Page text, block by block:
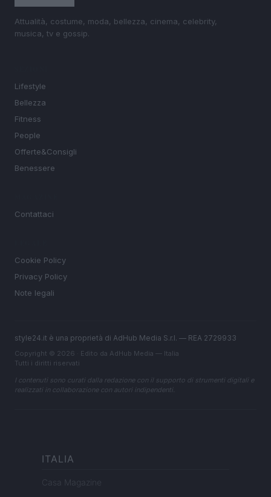
Attualità, costume, moda, bellezza, cinema, celebrity,
musica, tv e gossip.
Lifestyle
Bellezza
Fitness
People
Offerte&Consigli
Benessere
Contattaci
Cookie Policy
Privacy Policy
Note legali
style24.it è una proprietà di AdHub Media S.r.l. — REA 2729933
Copyright © 2026 · Edito da AdHub Media — Italia
Tutti i diritti riservati
I contenuti sono curati dalla redazione con il supporto di strumenti digitali e
realizzati in collaborazione con autori indipendenti.
ITALIA
Casa Magazine